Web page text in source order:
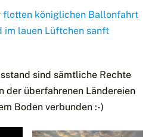
flotten königlichen Ballonfahrt
im lauen Lüftchen sanft
sind sämtliche Rechte
der überfahrenen Ländereien
Boden verbunden :-)